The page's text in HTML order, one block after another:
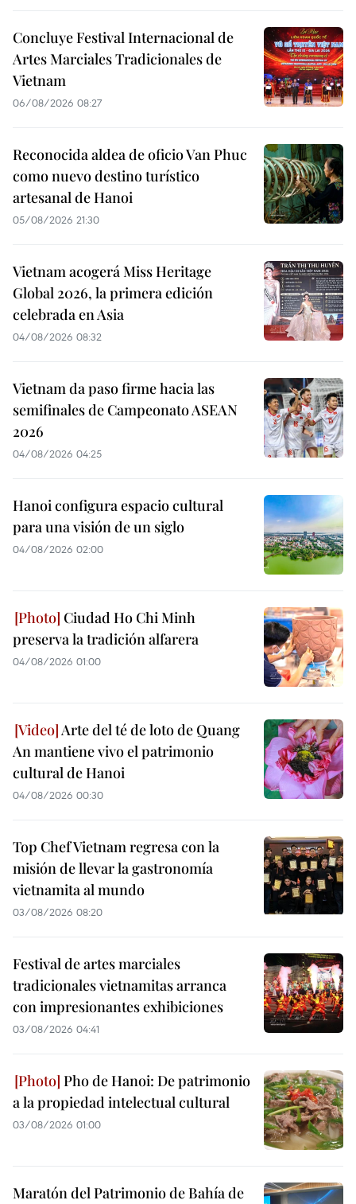
Concluye Festival Internacional de
Artes Marciales Tradicionales de
Vietnam
06/08/2026 08:27
Reconocida aldea de oficio Van Phuc
como nuevo destino turístico
artesanal de Hanoi
05/08/2026 21:30
Vietnam acogerá Miss Heritage
Global 2026, la primera edición
celebrada en Asia
04/08/2026 08:32
Vietnam da paso firme hacia las
semifinales de Campeonato ASEAN
2026
04/08/2026 04:25
Hanoi configura espacio cultural
para una visión de un siglo
04/08/2026 02:00
Ciudad Ho Chi Minh
preserva la tradición alfarera
04/08/2026 01:00
Arte del té de loto de Quang
An mantiene vivo el patrimonio
cultural de Hanoi
04/08/2026 00:30
Top Chef Vietnam regresa con la
misión de llevar la gastronomía
vietnamita al mundo
03/08/2026 08:20
Festival de artes marciales
tradicionales vietnamitas arranca
con impresionantes exhibiciones
03/08/2026 04:41
Pho de Hanoi: De patrimonio
a la propiedad intelectual cultural
03/08/2026 01:00
Maratón del Patrimonio de Bahía de